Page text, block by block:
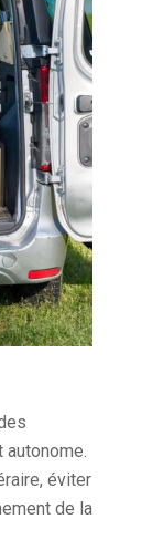
éviter
de la